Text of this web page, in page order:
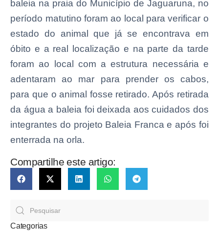
baleia na praia do Município de Jaguaruna, no
período matutino foram ao local para verificar o
estado do animal que já se encontrava em
óbito e a real localização e na parte da tarde
foram ao local com a estrutura necessária e
adentaram ao mar para prender os cabos,
para que o animal fosse retirado. Após retirada
da água a baleia foi deixada aos cuidados dos
integrantes do projeto Baleia Franca e após foi
enterrada na orla.
Compartilhe este artigo:
Categorias